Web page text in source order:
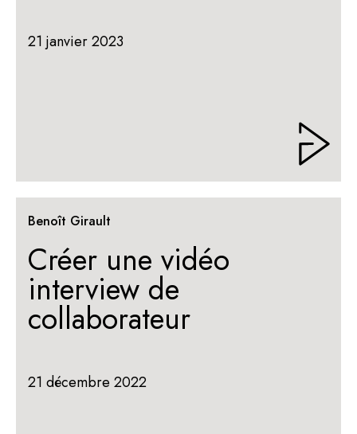
21 janvier 2023
Benoît Girault
Créer une vidéo
interview de
collaborateur
21 décembre 2022